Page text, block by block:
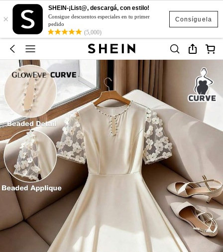
Consíguela
×
SHEIN-¡List@, descargá, con estilo!
Consigue descuentos especiales en tu primer
pedido
(5,000)